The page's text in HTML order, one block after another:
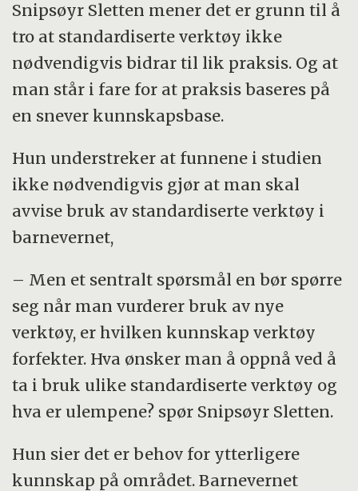
Snipsøyr Sletten mener det er grunn til å
tro at standardiserte verktøy ikke
nødvendigvis bidrar til lik praksis. Og at
man står i fare for at praksis baseres på
en snever kunnskapsbase.
Hun understreker at funnene i studien
ikke nødvendigvis gjør at man skal
avvise bruk av standardiserte verktøy i
barnevernet,
– Men et sentralt spørsmål en bør spørre
seg når man vurderer bruk av nye
verktøy, er hvilken kunnskap verktøy
forfekter. Hva ønsker man å oppnå ved å
ta i bruk ulike standardiserte verktøy og
hva er ulempene? spør Snipsøyr Sletten.
Hun sier det er behov for ytterligere
kunnskap på området. Barnevernet